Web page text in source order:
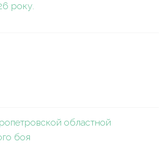
року.
областной
боя